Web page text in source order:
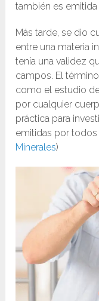
también es
Más tarde, se dio
entre una materia
tenía una validez
campos. El
como el estudio
por cualquier
práctica para
emitidas por
Minerales)